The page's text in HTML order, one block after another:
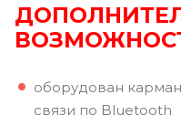
оборудован
связи по Bluetooth